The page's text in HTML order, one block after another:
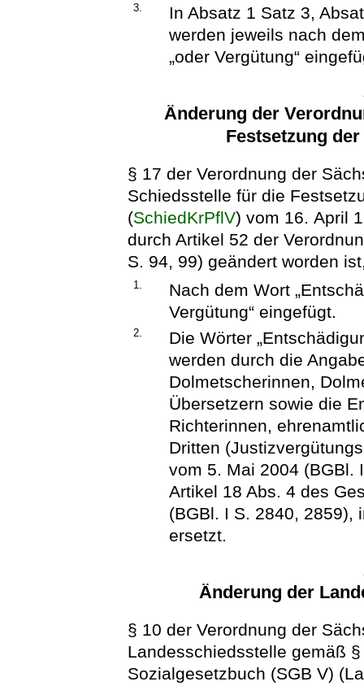
3.
In Absatz 1 Satz 3,
werden jeweils nach
„oder Vergütung“
Änderung der
Festsetzung
§ 17 der Verordnung der
Schiedsstelle für die
(SchiedKrPflV) vom 16. April
durch Artikel 52 der
S. 94, 99) geändert worden
1.
Nach dem Wort
Vergütung“ eingefügt.
2.
Die Wörter
werden durch die
Dolmetscherinnen,
Übersetzern sowie die
Richterinnen,
Dritten
vom 5. Mai 2004 (BGBl.
Artikel 18 Abs. 4 des
(BGBl. I S. 2840, 2859),
ersetzt.
Änderung der
§ 10 der Verordnung der
Landesschiedsstelle gemäß
Sozialgesetzbuch (SGB V)